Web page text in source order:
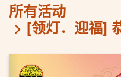
所有活动
[领灯．迎福]